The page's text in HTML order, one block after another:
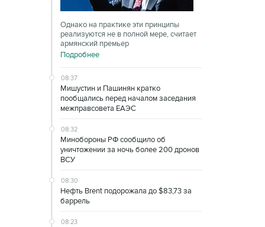
Однако на практике эти принципы
реализуются не в полной мере, считает
армянский премьер
Подробнее
08:37
Мишустин и Пашинян кратко
пообщались перед началом заседания
межправсовета ЕАЭС
08:32
Минобороны РФ сообщило об
уничтожении за ночь более 200 дронов
ВСУ
08:30
Нефть Brent подорожала до $83,73 за
баррель
08:23